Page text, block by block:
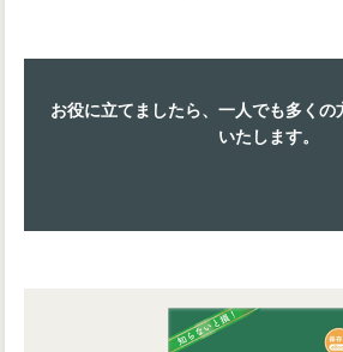
お役に立てましたら、一人でも多くの
いたします。